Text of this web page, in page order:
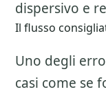
dispersivo e
Il flusso
Uno degli
casi come se